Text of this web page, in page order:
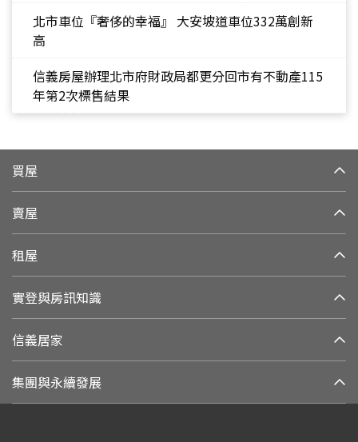
北市車位『奢侈的幸福』 大安坡道車位332萬創新
高
信義房屋辦理北市府財政局都更分回市有不動產115
年第2次標售結果
買屋
賣屋
租屋
實登與房訊知識
信義居家
集團與永續發展